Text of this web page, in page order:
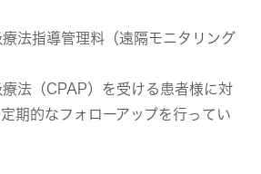
療法指導管理料（遠隔モニタリング
法（CPAP）を受ける患者様に対
期的なフォローアップを行ってい